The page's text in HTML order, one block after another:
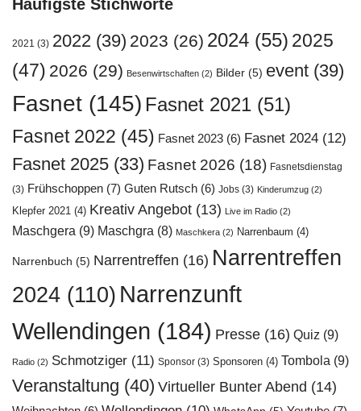
Häufigste Stichworte
2021 (3) 2022 (39) 2023 (26) 2024 (55) 2025
(47) 2026 (29) Besenwirtschaften (2) Bilder (5) event (39)
Fasnet (145) Fasnet 2021 (51)
Fasnet 2022 (45) Fasnet 2023 (6) Fasnet 2024 (12)
Fasnet 2025 (33) Fasnet 2026 (18) Fasnetsdienstag
(3) Frühschoppen (7) Guten Rutsch (6) Jobs (3) Kinderumzug (2)
Klepfer 2021 (4) Kreativ Angebot (13) Live im Radio (2)
Maschgera (9) Maschgra (8) Maschkera (2) Narrenbaum (4)
Narrenbuch (5) Narrentreffen (16) Narrentreffen
2024 (110) Narrenzunft
Wellendingen (184) Presse (16) Quiz (9)
Radio (2) Schmotziger (11) Sponsor (3) Sponsoren (4) Tombola (9)
Veranstaltung (40) Virtueller Bunter Abend (14)